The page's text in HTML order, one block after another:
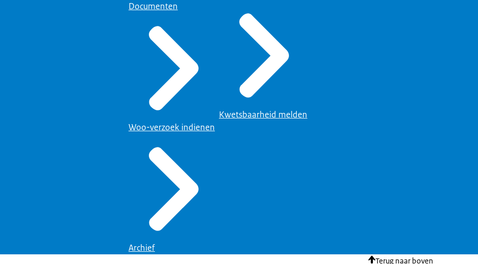
Documenten
Woo-verzoek indienen
Archief
Kwetsbaarheid melden
Terug naar boven